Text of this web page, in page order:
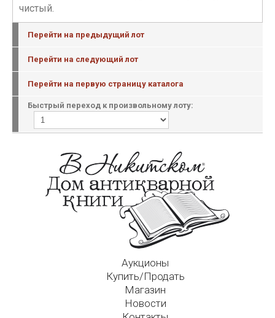
чистый.
Перейти на предыдущий лот
Перейти на следующий лот
Перейти на первую страницу каталога
Быстрый переход к произвольному лоту:
Аукционы
Купить/Продать
Магазин
Новости